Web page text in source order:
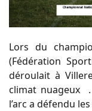
Lors du
(Fédération
déroulait à
climat nuageux .
l’arc a défendu